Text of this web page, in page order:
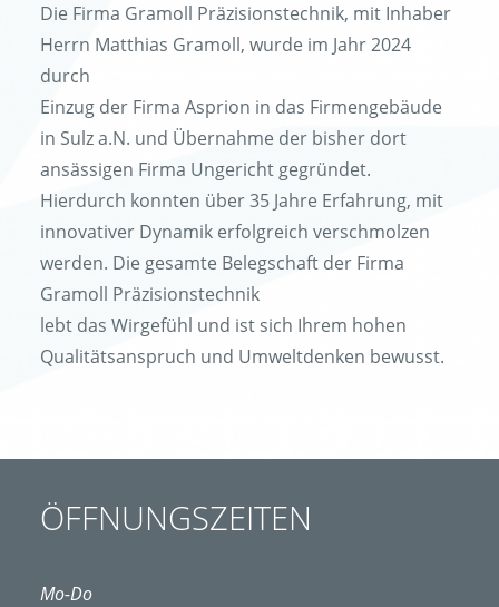
Die Firma Gramoll Präzisionstechnik, mit Inhaber
Herrn Matthias Gramoll, wurde im Jahr 2024
durch
Einzug der Firma Asprion in das Firmengebäude
in Sulz a.N. und Übernahme der bisher dort
ansässigen Firma Ungericht gegründet.
Hierdurch konnten über 35 Jahre Erfahrung, mit
innovativer Dynamik erfolgreich verschmolzen
werden. Die gesamte Belegschaft der Firma
Gramoll Präzisionstechnik
lebt das Wirgefühl und ist sich Ihrem hohen
Qualitätsanspruch und Umweltdenken bewusst.
ÖFFNUNGSZEITEN
Mo-Do